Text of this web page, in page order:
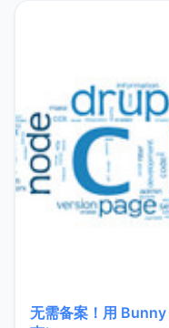
无需备案！用